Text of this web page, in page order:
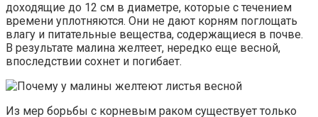
доходящие до 12 см в диаметре, которые с течением
времени уплотняются. Они не дают корням поглощать
влагу и питательные вещества, содержащиеся в почве.
В результате малина желтеет, нередко еще весной,
впоследствии сохнет и погибает.
Из мер борьбы с корневым раком существует только